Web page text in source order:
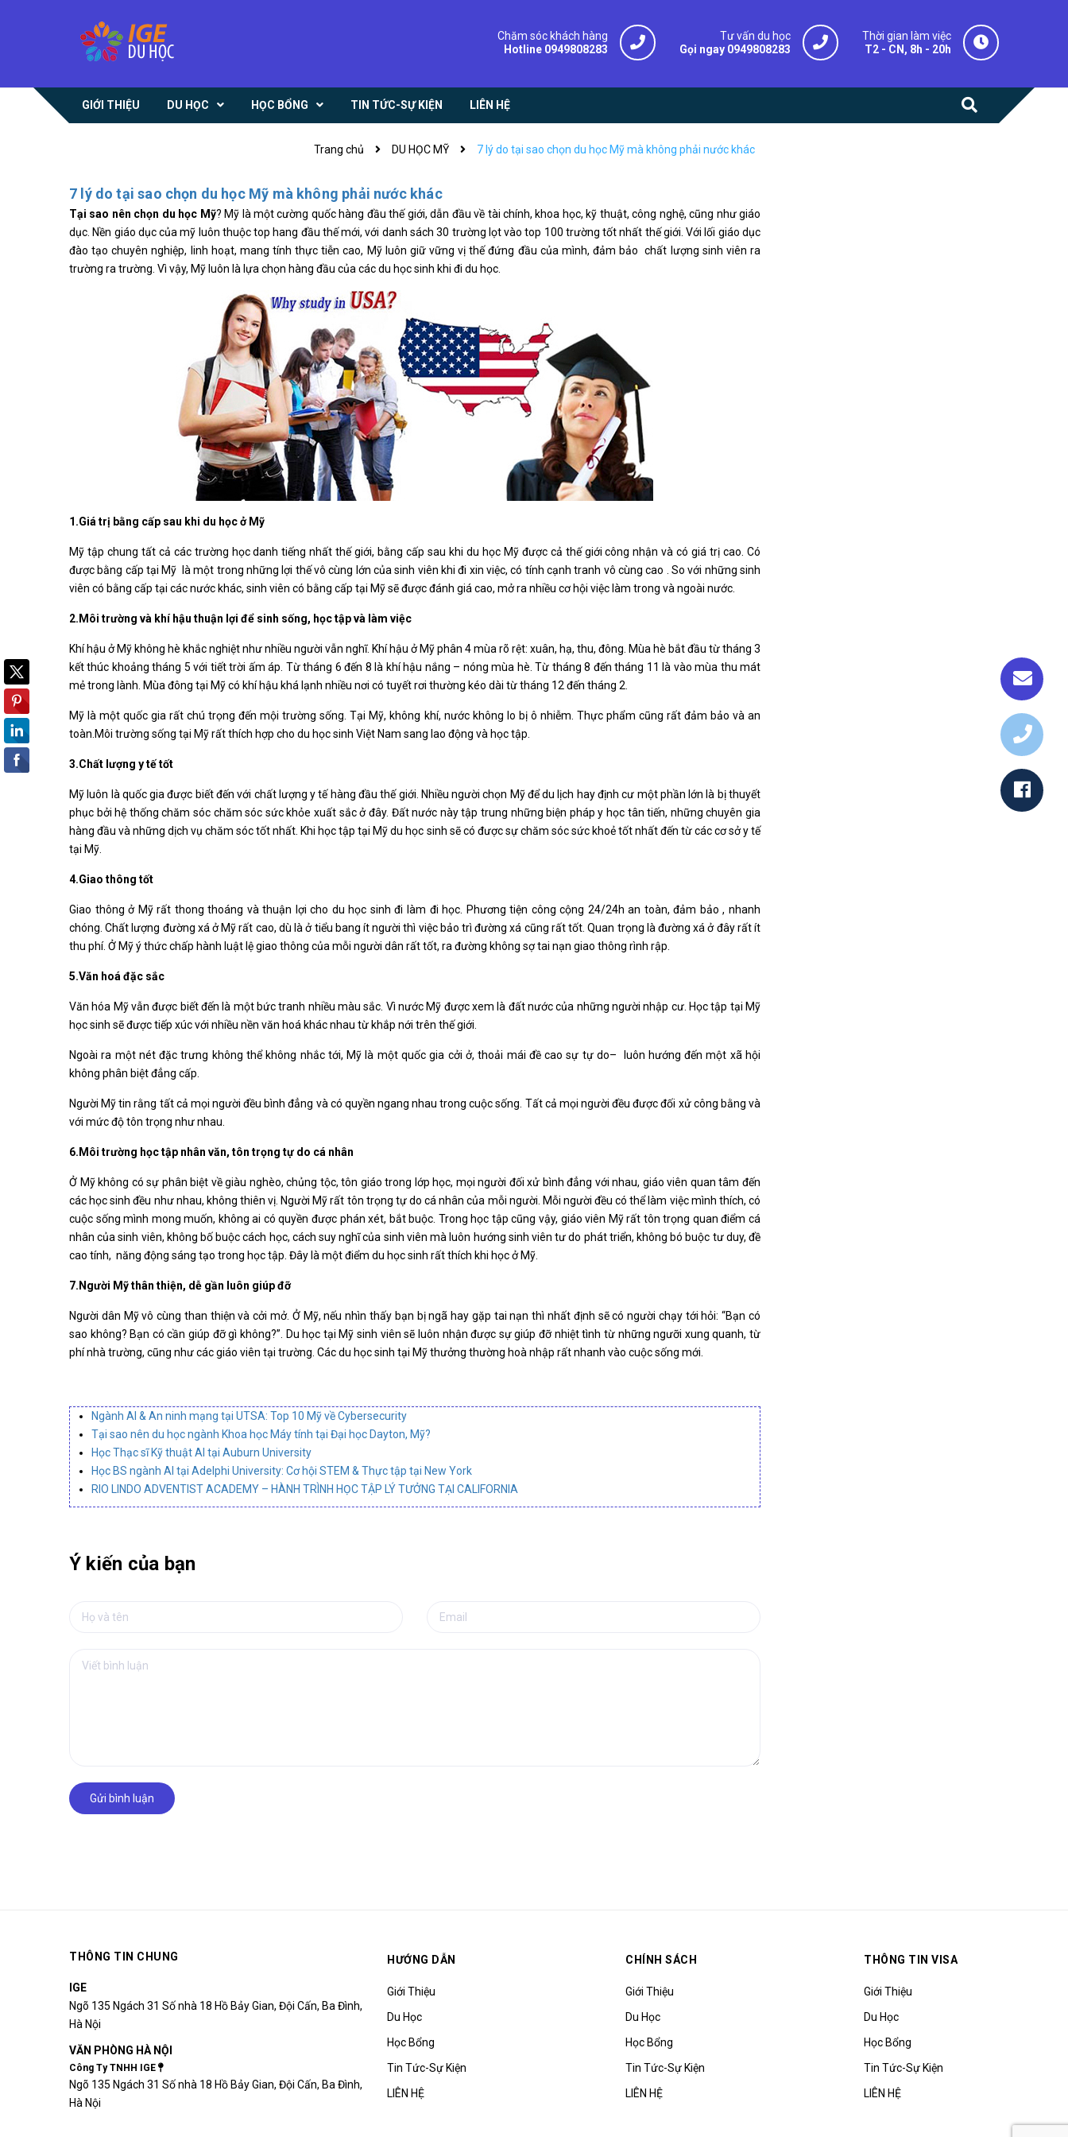
Thời gian làm việc
T2 - CN, 8h - 20h
Tư vấn du học
Gọi ngay 0949808283
Chăm sóc khách hàng
Hotline 0949808283
GIỚI THIỆU DU HỌC HỌC BỔNG TIN TỨC-SỰ KIỆN LIÊN HỆ
Trang chủ DU HỌC MỸ 7 lý do tại sao chọn du học Mỹ mà không phải nước khác
7 lý do tại sao chọn du học Mỹ mà không phải nước khác
Tại sao nên chọn du học Mỹ? Mỹ là một cường quốc hàng đầu thế giới, dẫn đầu về tài chính, khoa học, kỹ thuật, công nghệ, cũng như giáo
dục. Nền giáo dục của mỹ luôn thuộc top hang đầu thế mới, với danh sách 30 trường lọt vào top 100 trường tốt nhất thế giới. Với lối giáo dục
đào tạo chuyên nghiệp, linh hoạt, mang tính thực tiễn cao, Mỹ luôn giữ vững vị thế đứng đầu của mình, đảm bảo chất lượng sinh viên ra
trường ra trường. Vì vậy, Mỹ luôn là lựa chọn hàng đầu của các du học sinh khi đi du học.
1.Giá trị bằng cấp sau khi du học ở Mỹ
Mỹ tập chung tất cả các trường học danh tiếng nhất thế giới, bằng cấp sau khi du học Mỹ được cả thế giới công nhận và có giá trị cao. Có
được bằng cấp tại Mỹ là một trong những lợi thế vô cùng lớn của sinh viên khi đi xin việc, có tính cạnh tranh vô cùng cao . So với những sinh
viên có bằng cấp tại các nước khác, sinh viên có bằng cấp tại Mỹ sẽ được đánh giá cao, mở ra nhiều cơ hội việc làm trong và ngoài nước.
2.Môi trường và khí hậu thuận lợi để sinh sống, học tập và làm việc
Khí hậu ở Mỹ không hè khắc nghiệt như nhiều người vẫn nghĩ. Khí hậu ở Mỹ phân 4 mùa rõ rệt: xuân, hạ, thu, đông. Mùa hè bắt đầu từ tháng 3
kết thúc khoảng tháng 5 với tiết trời ấm áp. Từ tháng 6 đến 8 là khí hậu nắng – nóng mùa hè. Từ tháng 8 đến tháng 11 là vào mùa thu mát
mẻ trong lành. Mùa đông tại Mỹ có khí hậu khá lạnh nhiều nơi có tuyết rơi thường kéo dài từ tháng 12 đến tháng 2.
Mỹ là một quốc gia rất chú trọng đến mội trường sống. Tại Mỹ, không khí, nước không lo bị ô nhiễm. Thực phẩm cũng rất đảm bảo và an
toàn.Môi trường sống tại Mỹ rất thích hợp cho du học sinh Việt Nam sang lao động và học tập.
3.Chất lượng y tế tốt
Mỹ luôn là quốc gia được biết đến với chất lượng y tế hàng đầu thế giới. Nhiều người chọn Mỹ để du lịch hay định cư một phần lớn là bị thuyết
phục bởi hệ thống chăm sóc chăm sóc sức khỏe xuất sắc ở đây. Đất nước này tập trung những biện pháp y học tân tiến, những chuyên gia
hàng đầu và những dịch vụ chăm sóc tốt nhất. Khi học tập tại Mỹ du học sinh sẽ có được sự chăm sóc sức khoẻ tốt nhất đến từ các cơ sở y tế
tại Mỹ.
4.Giao thông tốt
Giao thông ở Mỹ rất thong thoáng và thuận lợi cho du học sinh đi làm đi học. Phương tiện công cộng 24/24h an toàn, đảm bảo , nhanh
chóng. Chất lượng đường xá ở Mỹ rất cao, dù là ở tiểu bang ít người thì việc bảo trì đường xá cũng rất tốt. Quan trọng là đường xá ở đây rất ít
thu phí. Ở Mỹ ý thức chấp hành luật lệ giao thông của mỗi người dân rất tốt, ra đường không sợ tai nạn giao thông rình rập.
5.Văn hoá đặc sắc
Văn hóa Mỹ vẫn được biết đến là một bức tranh nhiều màu sắc. Vì nước Mỹ được xem là đất nước của những người nhập cư. Học tập tại Mỹ
học sinh sẽ được tiếp xúc với nhiều nền văn hoá khác nhau từ khắp nới trên thế giới.
Ngoài ra một nét đặc trưng không thể không nhắc tới, Mỹ là một quốc gia cởi ở, thoải mái đề cao sự tự do– luôn hướng đến một xã hội
không phân biệt đẳng cấp.
Người Mỹ tin rằng tất cả mọi người đều bình đẳng và có quyền ngang nhau trong cuộc sống. Tất cả mọi người đều được đối xử công bằng và
với mức độ tôn trọng như nhau.
6.Môi trường học tập nhân văn, tôn trọng tự do cá nhân
Ở Mỹ không có sự phân biệt về giàu nghèo, chủng tộc, tôn giáo trong lớp học, mọi người đối xử bình đẳng với nhau, giáo viên quan tâm đến
các học sinh đều như nhau, không thiên vị. Người Mỹ rất tôn trọng tự do cá nhân của mỗi người. Mỗi người đều có thể làm việc mình thích, có
cuộc sống mình mong muốn, không ai có quyền được phán xét, bắt buộc. Trong học tập cũng vậy, giáo viên Mỹ rất tôn trọng quan điểm cá
nhân của sinh viên, không bố buộc cách học, cách suy nghĩ của sinh viên mà luôn hướng sinh viên tư do phát triển, không bó buộc tư duy, đề
cao tính, năng động sáng tạo trong học tập. Đây là một điểm du học sinh rất thích khi học ở Mỹ.
7.Người Mỹ thân thiện, dễ gần luôn giúp đỡ
Người dân Mỹ vô cùng than thiện và cởi mở. Ở Mỹ, nếu nhìn thấy bạn bị ngã hay gặp tai nạn thì nhất định sẽ có người chạy tới hỏi: “Bạn có
sao không? Bạn có cần giúp đỡ gì không?”. Du học tại Mỹ sinh viên sẽ luôn nhận được sự giúp đỡ nhiệt tình từ những ngưỡi xung quanh, từ
phí nhà trường, cũng như các giáo viên tại trường. Các du học sinh tại Mỹ thưởng thường hoà nhập rất nhanh vào cuộc sống mới.
Ngành AI & An ninh mạng tại UTSA: Top 10 Mỹ về Cybersecurity
Tại sao nên du học ngành Khoa học Máy tính tại Đại học Dayton, Mỹ?
Học Thạc sĩ Kỹ thuật AI tại Auburn University
Học BS ngành AI tại Adelphi University: Cơ hội STEM & Thực tập tại New York
RIO LINDO ADVENTIST ACADEMY – HÀNH TRÌNH HỌC TẬP LÝ TƯỞNG TẠI CALIFORNIA
Ý kiến của bạn
Gửi bình luận
THÔNG TIN CHUNG
IGE
Ngõ 135 Ngách 31 Số nhà 18 Hồ Bảy Gian, Đội Cấn, Ba Đình,
Hà Nội
VĂN PHÒNG HÀ NỘI
Công Ty TNHH IGE
Ngõ 135 Ngách 31 Số nhà 18 Hồ Bảy Gian, Đội Cấn, Ba Đình,
Hà Nội
HƯỚNG DẪN
Giới Thiệu
Du Học
Học Bổng
Tin Tức-Sự Kiện
LIÊN HỆ
CHÍNH SÁCH
Giới Thiệu
Du Học
Học Bổng
Tin Tức-Sự Kiện
LIÊN HỆ
THÔNG TIN VISA
Giới Thiệu
Du Học
Học Bổng
Tin Tức-Sự Kiện
LIÊN HỆ